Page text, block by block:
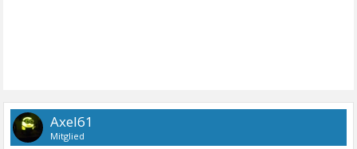
Axel61
Mitglied